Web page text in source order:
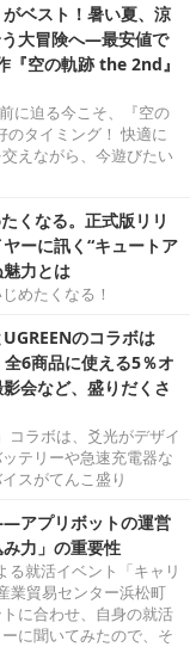
がベスト！暑い夏、涼
う大冒険へ―最安値で
空の軌跡 the 2nd』
に迫る今こそ、『空の
タイミング！ 快適に
えながら、今遊びたい
くなる。正式版リリ
ーに訊く“キュートア
力とは
めたくなる！
のコラボは
全6商品に使える5％オ
会など、盛りだくさ
コラボは、爻光がデザイ
テリーや急速充電器な
スがてんこ盛り
アプリボットの運営
力」の重要性
就活イベント「キャリ
業貿易センター浜松町
に合わせ、自身の就活
に聞いてみたので、そ